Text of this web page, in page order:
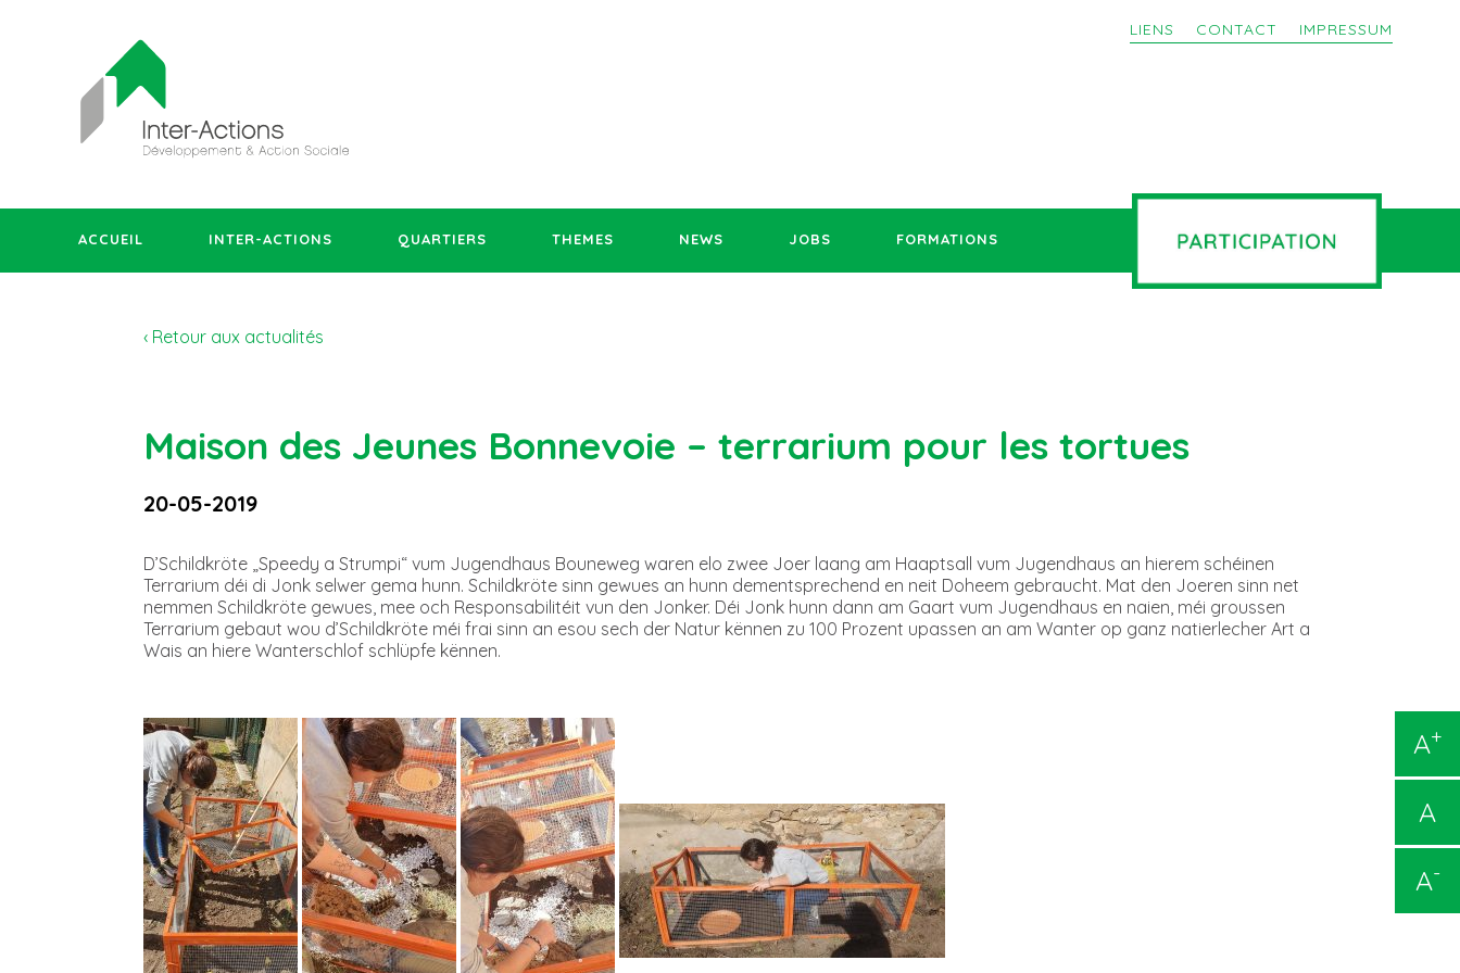
LIENS CONTACT IMPRESSUM
ACCUEIL INTER-ACTIONS QUARTIERS THEMES NEWS JOBS FORMATIONS
A+
A
A-
‹ Retour aux actualités
Maison des Jeunes Bonnevoie – terrarium pour les tortues
20-05-2019
D’Schildkröte „Speedy a Strumpi“ vum Jugendhaus Bouneweg waren elo zwee Joer laang am Haaptsall vum Jugendhaus an hierem schéinen
Terrarium déi di Jonk selwer gema hunn. Schildkröte sinn gewues an hunn dementsprechend en neit Doheem gebraucht. Mat den Joeren sinn net
nemmen Schildkröte gewues, mee och Responsabilitéit vun den Jonker. Déi Jonk hunn dann am Gaart vum Jugendhaus en naien, méi groussen
Terrarium gebaut wou d’Schildkröte méi frai sinn an esou sech der Natur kënnen zu 100 Prozent upassen an am Wanter op ganz natierlecher Art a
Wais an hiere Wanterschlof schlüpfe kënnen.